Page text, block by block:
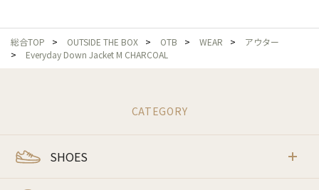
総合TOP > OUTSIDE THE BOX > OTB > WEAR >
アウター
>
Everyday Down Jacket M CHARCOAL
CATEGORY
SHOES